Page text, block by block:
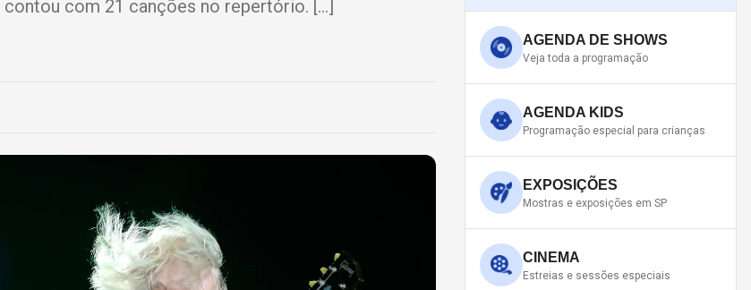
com 21 canções no repertório. […]
AGENDA DE SHOWS
Veja toda a programação
AGENDA KIDS
Programação especial para crianças
EXPOSIÇÕES
Mostras e exposições em SP
CINEMA
Estreias e sessões especiais